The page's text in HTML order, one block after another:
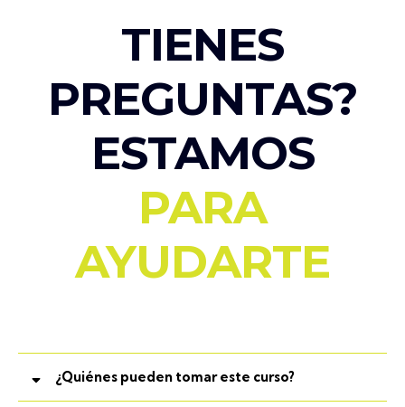
TIENES
PREGUNTAS?
ESTAMOS
PARA
AYUDARTE
¿Quiénes pueden tomar este curso?